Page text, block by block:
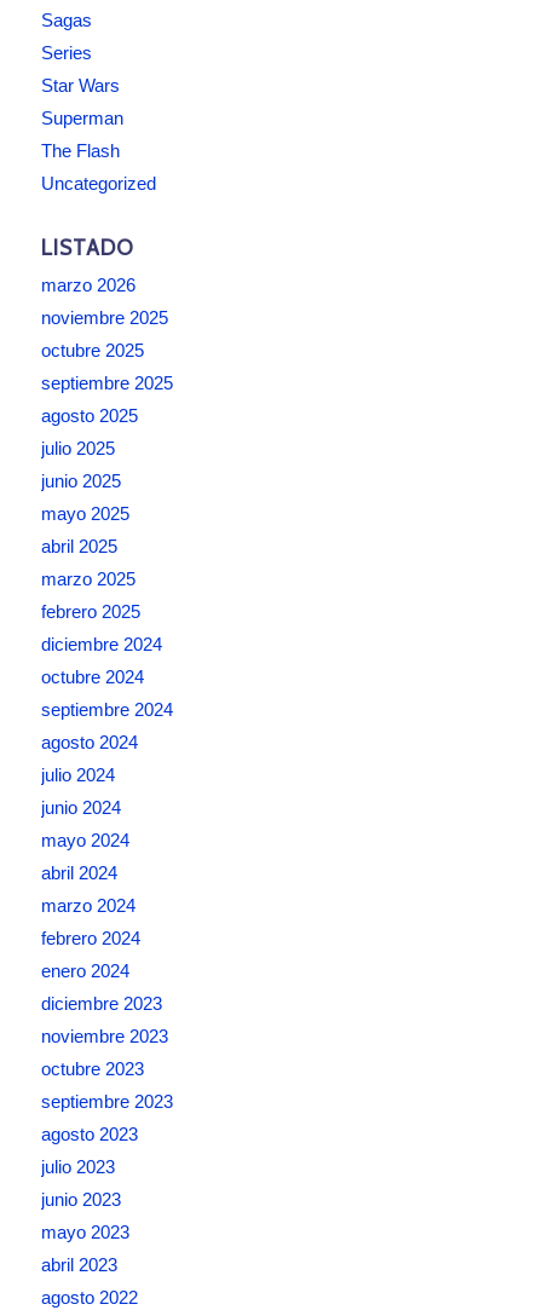
Sagas
Series
Star Wars
Superman
The Flash
Uncategorized
LISTADO
marzo 2026
noviembre 2025
octubre 2025
septiembre 2025
agosto 2025
julio 2025
junio 2025
mayo 2025
abril 2025
marzo 2025
febrero 2025
diciembre 2024
octubre 2024
septiembre 2024
agosto 2024
julio 2024
junio 2024
mayo 2024
abril 2024
marzo 2024
febrero 2024
enero 2024
diciembre 2023
noviembre 2023
octubre 2023
septiembre 2023
agosto 2023
julio 2023
junio 2023
mayo 2023
abril 2023
agosto 2022